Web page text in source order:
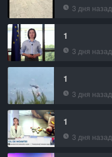
3 дня назад
1
3 дня назад
1
3 дня назад
1
3 дня назад